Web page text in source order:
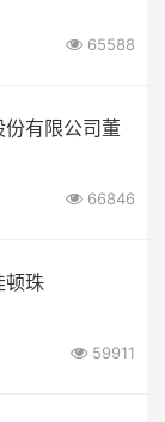
65588
有限公司董
66846
珠
59911